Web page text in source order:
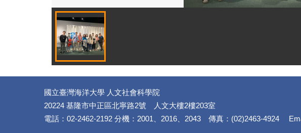
國立臺灣海洋大學 人文社會科學院
20224 基隆市中正區北寧路2號 人文大樓2樓203室
電話：02-2462-2192 分機：2001、2016、2043 傳真：(02)2463-4924